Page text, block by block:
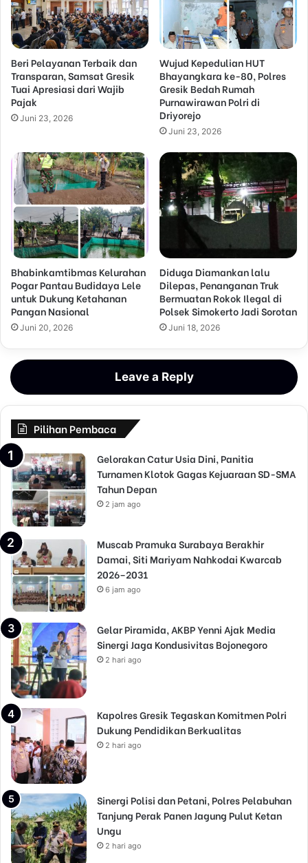
Beri Pelayanan Terbaik dan
Transparan, Samsat Gresik
Tuai Apresiasi dari Wajib
Pajak
Juni 23, 2026
Wujud Kepedulian HUT
Bhayangkara ke-80, Polres
Gresik Bedah Rumah
Purnawirawan Polri di
Driyorejo
Juni 23, 2026
Bhabinkamtibmas Kelurahan
Pogar Pantau Budidaya Lele
untuk Dukung Ketahanan
Pangan Nasional
Juni 20, 2026
Diduga Diamankan lalu
Dilepas, Penanganan Truk
Bermuatan Rokok Ilegal di
Polsek Simokerto Jadi Sorotan
Juni 18, 2026
Leave a Reply
Pilihan Pembaca
Gelorakan Catur Usia Dini, Panitia
Turnamen Klotok Gagas Kejuaraan SD-SMA
Tahun Depan
2 jam ago
Muscab Pramuka Surabaya Berakhir
Damai, Siti Mariyam Nahkodai Kwarcab
2026–2031
6 jam ago
Gelar Piramida, AKBP Yenni Ajak Media
Sinergi Jaga Kondusivitas Bojonegoro
2 hari ago
Kapolres Gresik Tegaskan Komitmen Polri
Dukung Pendidikan Berkualitas
2 hari ago
Sinergi Polisi dan Petani, Polres Pelabuhan
Tanjung Perak Panen Jagung Pulut Ketan
Ungu
2 hari ago